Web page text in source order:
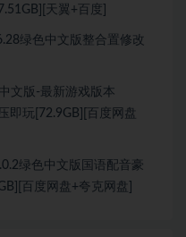
天翼+百度]
绿色中文版整合置修改
文版-最新游戏版本
即玩[72.9GB][百度网盘
绿色中文版国语配音豪
百度网盘+夸克网盘]